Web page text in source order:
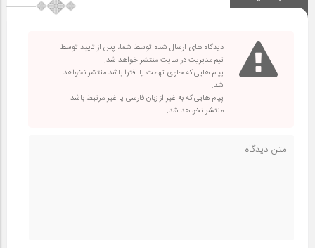
دیدگاه های ارسال شده توسط شما، پس از تایید توسط
تیم مدیریت در سایت منتشر خواهد شد.
پیام هایی که حاوی تهمت یا افترا باشد منتشر نخواهد
شد.
پیام هایی که به غیر از زبان فارسی یا غیر مرتبط باشد
منتشر نخواهد شد.